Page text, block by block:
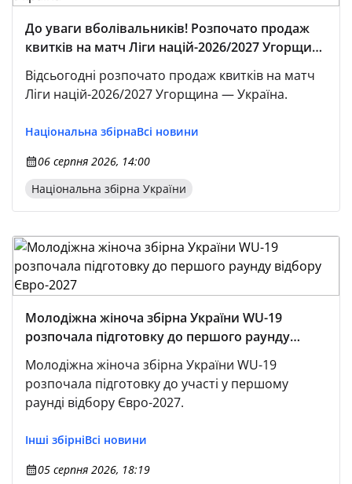
До уваги вболівальників! Розпочато продаж
квитків на матч Ліги націй-2026/2027 Угорщина
— Україна
Відсьогодні розпочато продаж квитків на матч
Ліги націй-2026/2027 Угорщина — Україна.
Національна збірнаВсі новини
06 серпня 2026, 14:00
Національна збірна України
Молодіжна жіноча збірна України WU-19
розпочала підготовку до першого раунду
відбору Євро-2027
Молодіжна жіноча збірна України WU-19
розпочала підготовку до участі у першому
раунді відбору Євро-2027.
Інші збірніВсі новини
05 серпня 2026, 18:19